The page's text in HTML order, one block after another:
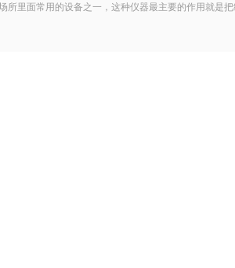
里面常用的设备之一，这种仪器最主要的作用就是把